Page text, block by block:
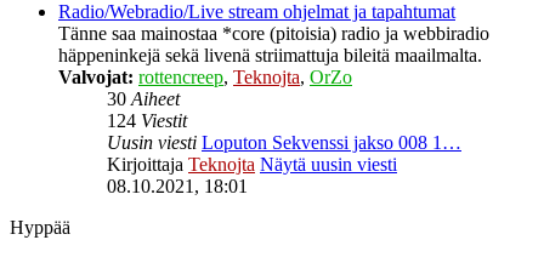
Radio/Webradio/Live stream ohjelmat ja tapahtumat
Tänne saa mainostaa *core (pitoisia) radio ja webbiradio
häppeninkejä sekä livenä striimattuja bileitä maailmalta.
Valvojat: rottencreep, Teknojta, OrZo
30 Aiheet
124 Viestit
Uusin viesti Loputon Sekvenssi jakso 008 1…
Kirjoittaja Teknojta Näytä uusin viesti
08.10.2021, 18:01
Hyppää